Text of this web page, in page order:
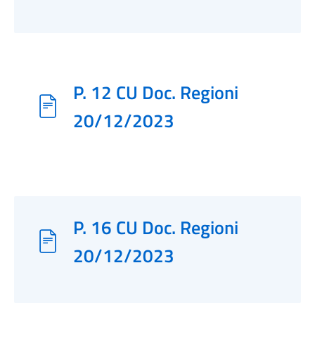
P. 12 CU Doc. Regioni
20/12/2023
P. 16 CU Doc. Regioni
20/12/2023